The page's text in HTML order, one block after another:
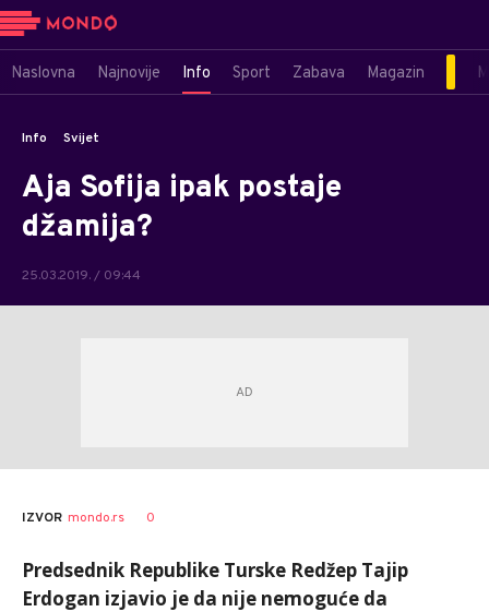
Naslovna Najnovije Info Sport Zabava Magazin
Info Svijet
Aja Sofija ipak postaje
džamija?
25.03.2019. / 09:44
IZVOR mondo.rs 0
Predsednik Republike Turske Redžep Tajip
Erdogan izjavio je da nije nemoguće da